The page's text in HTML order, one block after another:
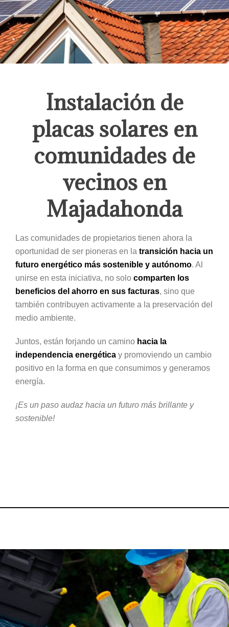
Instalación de
placas solares en
comunidades de
vecinos en
Majadahonda
Las comunidades de propietarios tienen ahora la
oportunidad de ser pioneras en la transición hacia un
futuro energético más sostenible y autónomo. Al
unirse en esta iniciativa, no solo comparten los
beneficios del ahorro en sus facturas, sino que
también contribuyen activamente a la preservación del
medio ambiente.
Juntos, están forjando un camino hacia la
independencia energética y promoviendo un cambio
positivo en la forma en que consumimos y generamos
energía.
¡Es un paso audaz hacia un futuro más brillante y
sostenible!